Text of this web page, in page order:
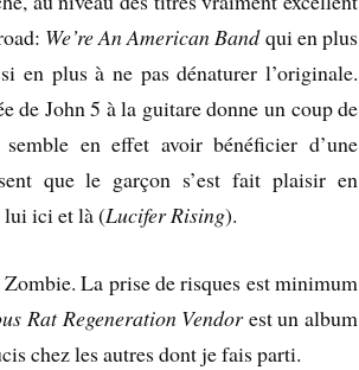
We’re An American Bandqui en plus
en plus à ne pas dénaturer l’originale.
de John 5 à la guitare donne un coup de
en effet avoir bénéficier d’une
que le garçon s’est fait plaisir en
lui ici et là (Lucifer Rising).
La prise de risques est minimum
Rat Regeneration Vendorest un album
chez les autres dont je fais parti.